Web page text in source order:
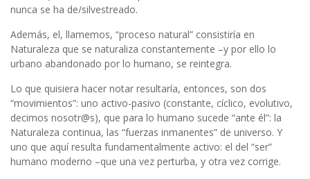
nunca se ha de/silvestreado.
Además, el, llamemos, “proceso natural” consistiría en
Naturaleza que se naturaliza constantemente –y por ello lo
urbano abandonado por lo humano, se reintegra.
Lo que quisiera hacer notar resultaría, entonces, son dos
“movimientos”: uno activo-pasivo (constante, cíclico, evolutivo,
decimos nosotr@s), que para lo humano sucede “ante él”: la
Naturaleza continua, las “fuerzas inmanentes” de universo. Y
uno que aquí resulta fundamentalmente activo: el del “ser”
humano moderno –que una vez perturba, y otra vez corrige.